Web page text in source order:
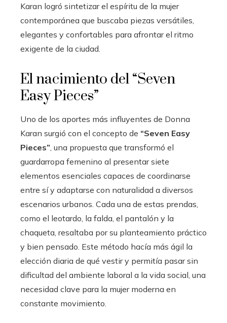
Karan logró sintetizar el espíritu de la mujer
contemporánea que buscaba piezas versátiles,
elegantes y confortables para afrontar el ritmo
exigente de la ciudad.
El nacimiento del “Seven
Easy Pieces”
Uno de los aportes más influyentes de Donna
Karan surgió con el concepto de “Seven Easy
Pieces” , una propuesta que transformó el
guardarropa femenino al presentar siete
elementos esenciales capaces de coordinarse
entre sí y adaptarse con naturalidad a diversos
escenarios urbanos. Cada una de estas prendas,
como el leotardo, la falda, el pantalón y la
chaqueta, resaltaba por su planteamiento práctico
y bien pensado. Este método hacía más ágil la
elección diaria de qué vestir y permitía pasar sin
dificultad del ambiente laboral a la vida social, una
necesidad clave para la mujer moderna en
constante movimiento.